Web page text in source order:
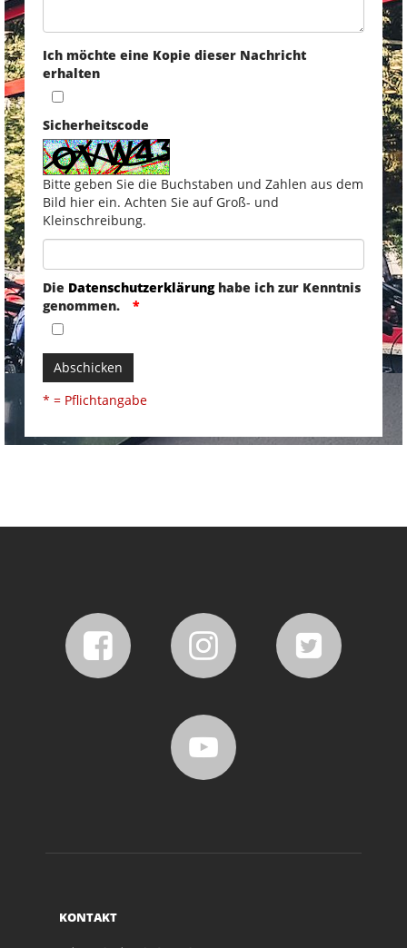
Ich möchte eine Kopie dieser Nachricht
erhalten
Sicherheitscode
Bitte geben Sie die Buchstaben und Zahlen aus dem
Bild hier ein. Achten Sie auf Groß- und
Kleinschreibung.
Die Datenschutzerklärunghabe ich zur Kenntnis
genommen.
Abschicken
* = Pflichtangabe
KONTAKT